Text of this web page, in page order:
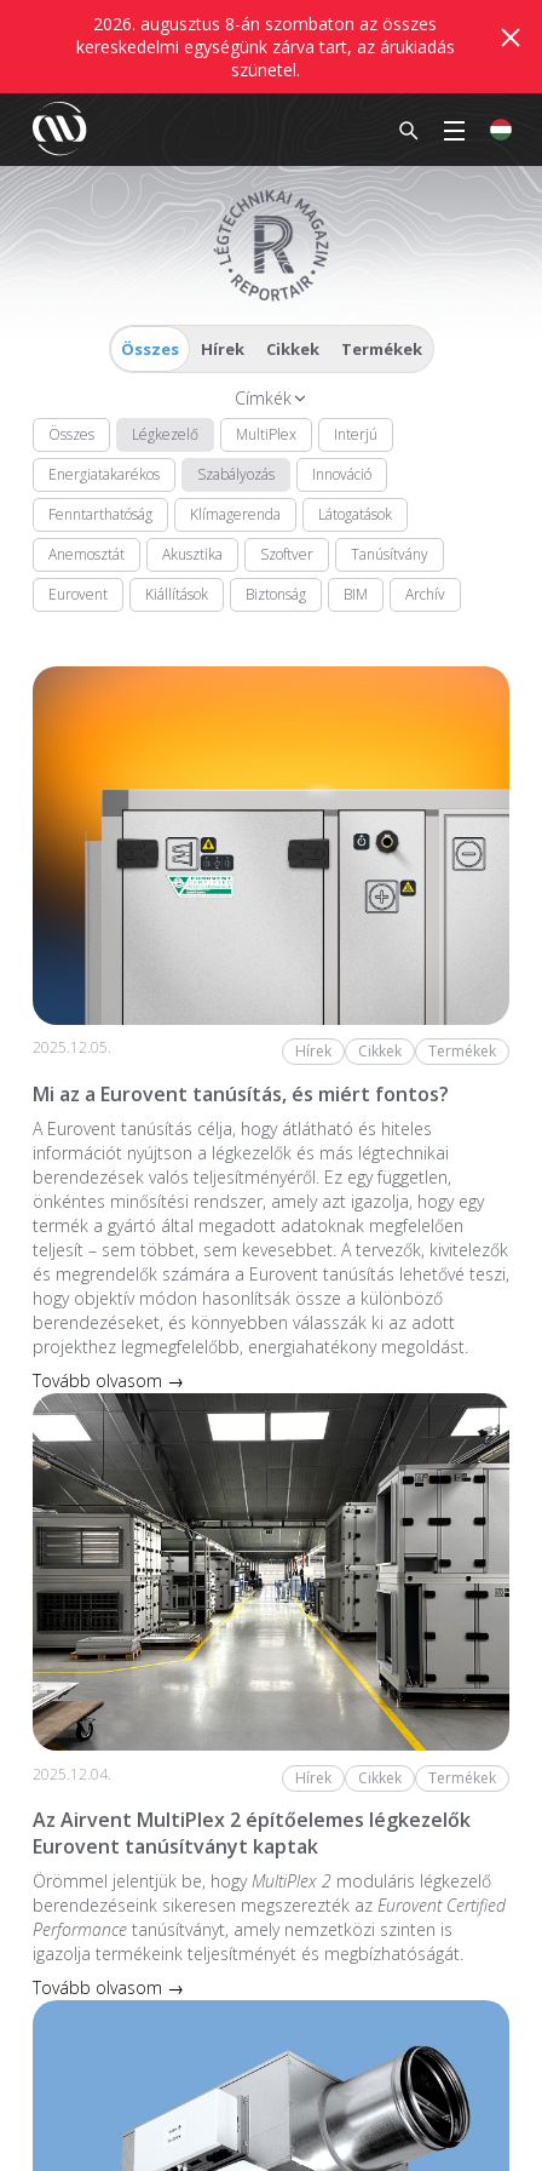
2026. augusztus 8-án szombaton az összes
kereskedelmi egységünk zárva tart, az árukiadás
szünetel.
Összes Hírek Cikkek Termékek
Címkék
Összes Légkezelő MultiPlex
Interjú
Energiatakarékos
Szabályozás
Innováció
Fenntarthatóság
Klímagerenda
Látogatások
Anemosztát
Akusztika Szoftver
Tanúsítvány
Eurovent
Kiállítások Biztonság BIM Archív
2025.12.05. Hírek Cikkek Termékek
Mi az a Eurovent tanúsítás, és miért fontos?
A Eurovent tanúsítás célja, hogy átlátható és hiteles
információt nyújtson a légkezelők és más légtechnikai
berendezések valós teljesítményéről. Ez egy független,
önkéntes minősítési rendszer, amely azt igazolja, hogy egy
termék a gyártó által megadott adatoknak megfelelően
teljesít – sem többet, sem kevesebbet. A tervezők, kivitelezők
és megrendelők számára a Eurovent tanúsítás lehetővé teszi,
hogy objektív módon hasonlítsák össze a különböző
berendezéseket, és könnyebben válasszák ki az adott
projekthez legmegfelelőbb, energiahatékony megoldást.
Tovább olvasom →
2025.12.04. Hírek Cikkek Termékek
Az Airvent MultiPlex 2 építőelemes légkezelők
Eurovent tanúsítványt kaptak
Örömmel jelentjük be, hogyMultiPlex 2moduláris légkezelő
berendezéseink sikeresen megszerezték az Eurovent Certified
Performancetanúsítványt, amely nemzetközi szinten is
igazolja termékeink teljesítményét és megbízhatóságát.
Tovább olvasom →